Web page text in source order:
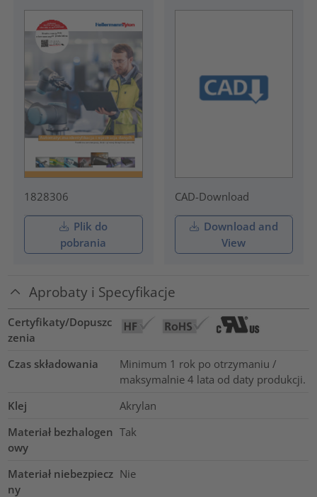
1828306
Plik do
pobrania
CAD-Download
Download and
View
Aprobaty i Specyfikacje
Certyfikaty/Dopuszc
zenia
Czas składowania
Minimum 1 rok po otrzymaniu /
maksymalnie 4 lata od daty produkcji.
Klej
Akrylan
Materiał bezhalogen
owy
Tak
Materiał niebezpiecz
ny
Nie